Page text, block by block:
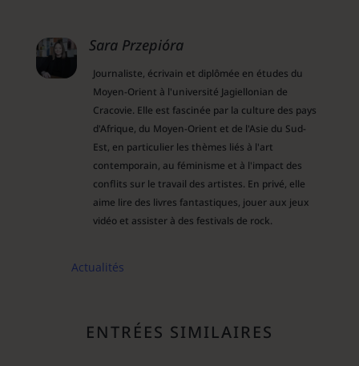
Sara Przepióra
Journaliste, écrivain et diplômée en études du
Moyen-Orient à l'université Jagiellonian de
Cracovie. Elle est fascinée par la culture des pays
d'Afrique, du Moyen-Orient et de l'Asie du Sud-
Est, en particulier les thèmes liés à l'art
contemporain, au féminisme et à l'impact des
conflits sur le travail des artistes. En privé, elle
aime lire des livres fantastiques, jouer aux jeux
vidéo et assister à des festivals de rock.
Actualités
ENTRÉES SIMILAIRES